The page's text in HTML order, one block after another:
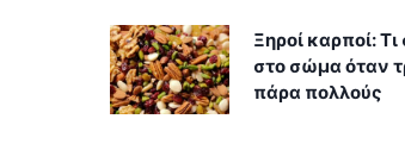
Ξηροί καρποί: Τι
στο σώμα όταν
πάρα πολλούς